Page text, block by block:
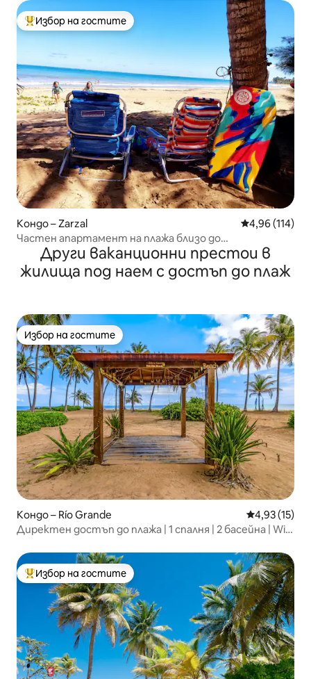
Най-популярен избор на гостите
Избор на гостите
Кондо – Zarzal Средна
4,96 (114)
Частен апартамент на плажа близо до
тропическите гори на Ел Юнке
Други ваканционни престои в
жилища под наем с достъп до плаж
Избор на гостите
Избор на гостите
Кондо – Río Grande Средна
4,93 (15)
Директен достъп до плажа | 1 спалня | 2 басейна | Wi-
Най-популярен избор на гостите
Избор на гостите